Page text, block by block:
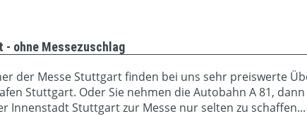
ohne Messezuschlag
der Messe Stuttgart finden bei uns sehr preiswerte
Stuttgart. Oder Sie nehmen die Autobahn A 81,
Innenstadt Stuttgart zur Messe nur selten zu schaffen...